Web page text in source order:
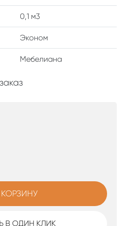
0,1 м3
Эконом
Мебелиана
В ОДИН КЛИК